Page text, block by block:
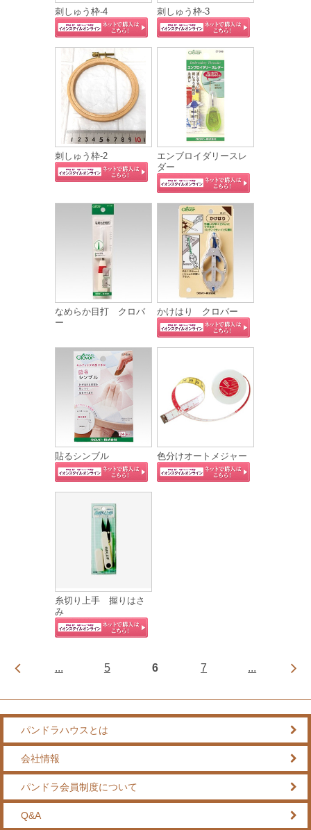
刺しゅう枠-4 刺しゅう枠-3
刺しゅう枠-2
エンブロイダリースレ
ダー
なめらか目打 クロバ
ー
かけはり クロバー
貼るシンブル 色分けオートメジャー
糸切り上手 握りはさ
み
... 5 6 7 ...
パンドラハウスとは
会社情報
パンドラ会員制度について
Q&A